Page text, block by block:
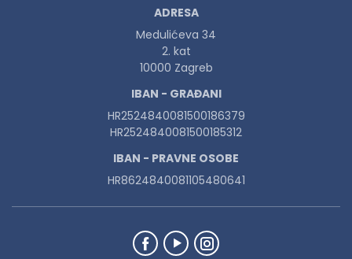
ADRESA
Medulićeva 34
2. kat
10000 Zagreb
IBAN - GRAĐANI
HR2524840081500186379
HR2524840081500185312
IBAN - PRAVNE OSOBE
HR8624840081105480641